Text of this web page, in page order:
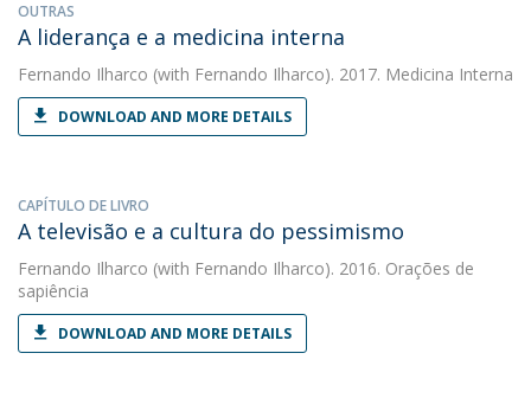
OUTRAS
A liderança e a medicina interna
Fernando Ilharco (with Fernando Ilharco). 2017. Medicina Interna
DOWNLOAD AND MORE DETAILS
CAPÍTULO DE LIVRO
A televisão e a cultura do pessimismo
Fernando Ilharco (with Fernando Ilharco). 2016. Orações de
sapiência
DOWNLOAD AND MORE DETAILS